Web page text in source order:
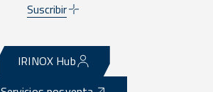
Suscribir
IRINOX Hub